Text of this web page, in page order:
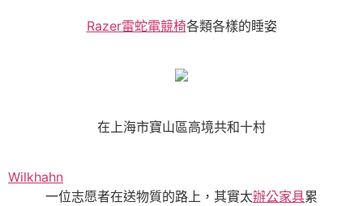
Razer雷蛇電競椅各類各樣的睡姿
在上海市寶山區高境共和十村
Wilkhahn
一位志愿者在送物質的路上，其實太辦公家具累